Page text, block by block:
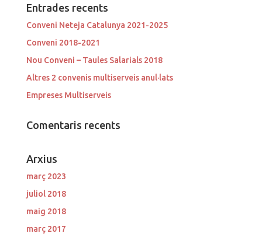
Entrades recents
Conveni Neteja Catalunya 2021-2025
Conveni 2018-2021
Nou Conveni – Taules Salarials 2018
Altres 2 convenis multiserveis anul·lats
Empreses Multiserveis
Comentaris recents
Arxius
març 2023
juliol 2018
maig 2018
març 2017